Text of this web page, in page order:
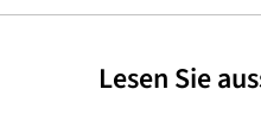
Lesen Sie